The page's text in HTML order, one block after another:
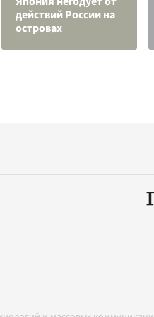
действий России на
островах